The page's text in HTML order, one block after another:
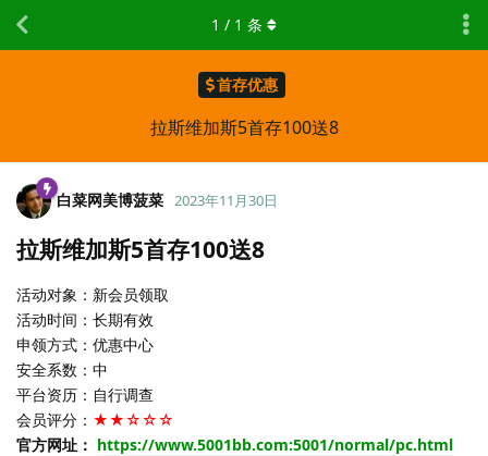
首存优惠
拉斯维加斯5首存100送8
1 / 1 条
白菜网美博菠菜 2023年11月30日
拉斯维加斯5首存100送8
活动对象：新会员领取
活动时间：长期有效
申领方式：优惠中心
安全系数：中
平台资历：自行调查
会员评分： ★★☆☆☆
官方网址： https://www.5001bb.com:5001/normal/pc.html